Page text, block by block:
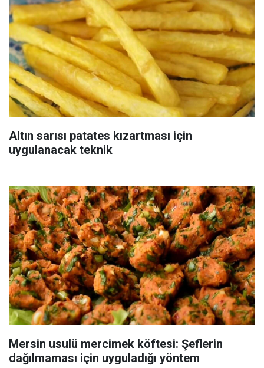
Altın sarısı patates kızartması için
uygulanacak teknik
Mersin usulü mercimek köftesi: Şeflerin
dağılmaması için uyguladığı yöntem